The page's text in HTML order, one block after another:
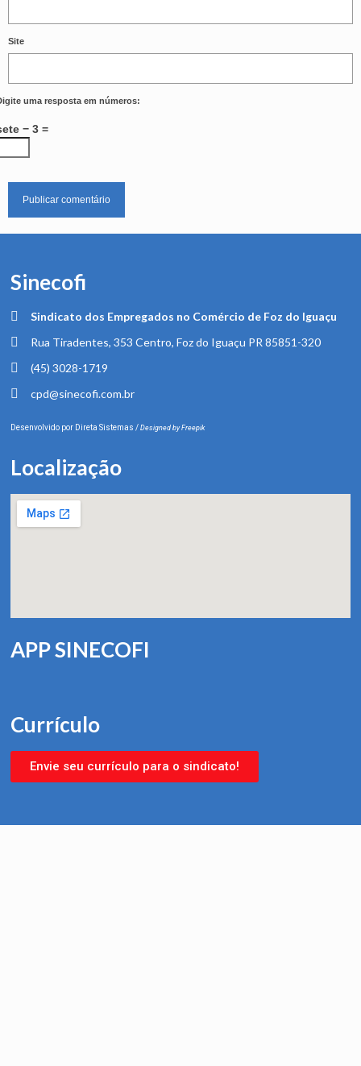
Site
uma resposta em números:
− 3 =
Sinecofi
Sindicato dos Empregados no Comércio de Foz do Iguaçu
Rua Tiradentes, 353 Centro, Foz do Iguaçu PR 85851-320
(45) 3028-1719
cpd@sinecofi.com.br
Desenvolvido por Direta Sistemas / Designed by Freepik
Localização
APP SINECOFI
Currículo
Envie seu currículo para o sindicato!